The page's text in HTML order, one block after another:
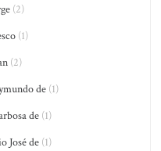
(2)
(1)
(2)
de (1)
de(1)
José de(1)